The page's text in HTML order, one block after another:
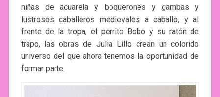
niñas de acuarela y boquerones y gambas y
lustrosos caballeros medievales a caballo, y al
frente de la tropa, el perrito Bobo y su ratón de
trapo, las obras de Julia Lillo crean un colorido
universo del que ahora tenemos la oportunidad de
formar parte.